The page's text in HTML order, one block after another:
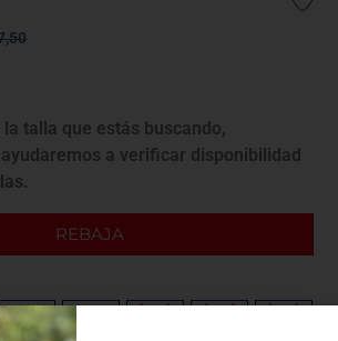
talla que estás buscando,
a verificar disponibilidad
REBAJA